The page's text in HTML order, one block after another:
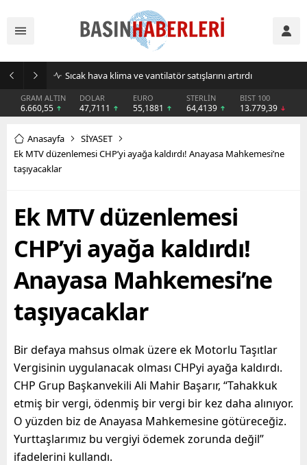
Sıcak hava klima ve vantilatör satışlarını artırdı
GRAM ALTIN
6.660,55
DOLAR
47,7111
EURO
55,1881
STERLİN
64,4139
BIST 100
13.779,39
Anasayfa
SİYASET
Ek MTV düzenlemesi CHP’yi ayağa kaldırdı! Anayasa Mahkemesi’ne
taşıyacaklar
Ek MTV düzenlemesi
CHP’yi ayağa kaldırdı!
Anayasa Mahkemesi’ne
taşıyacaklar
Bir defaya mahsus olmak üzere ek Motorlu Taşıtlar
Vergisinin uygulanacak olması CHPyi ayağa kaldırdı.
CHP Grup Başkanvekili Ali Mahir Başarır, “Tahakkuk
etmiş bir vergi, ödenmiş bir vergi bir kez daha alınıyor.
O yüzden biz de Anayasa Mahkemesine götüreceğiz.
Yurttaşlarımız bu vergiyi ödemek zorunda değil”
ifadelerini kullandı.